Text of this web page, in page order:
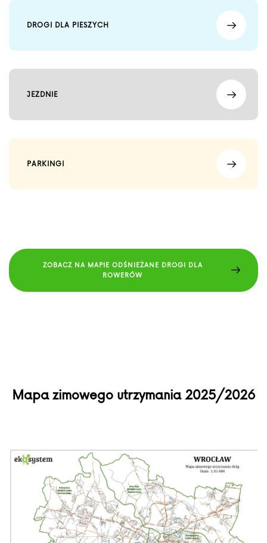
DROGI DLA PIESZYCH
JEZDNIE
PARKINGI
ZOBACZ NA MAPIE ODŚNIEŻANE DROGI DLA
ROWERÓW
Mapa zimowego utrzymania 2025/2026